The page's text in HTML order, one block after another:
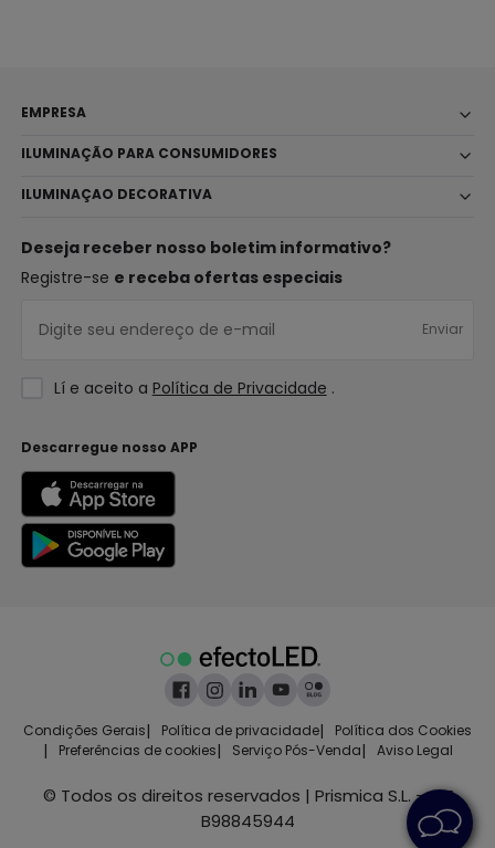
EMPRESA
ILUMINAÇÃO PARA CONSUMIDORES
ILUMINAÇAO DECORATIVA
Deseja receber nosso boletim informativo?
Registre-se e receba ofertas especiais
Enviar
Lí e aceito a Política de Privacidade .
Descarregue nosso APP
Condições Gerais| Política de privacidade| Política dos Cookies
| Preferências de cookies| Serviço Pós-Venda| Aviso Legal
© Todos os direitos reservados | Prismica S.L. - CIF
B98845944